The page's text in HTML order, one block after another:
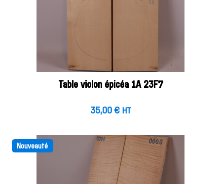
Table violon épicéa 1A 23F7
35,00 € HT
Nouveauté